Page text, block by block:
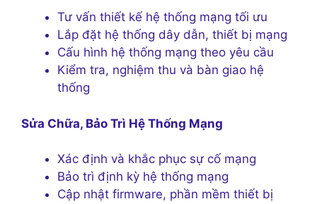
Tư vấn thiết kế hệ thống mạng tối ưu
Lắp đặt hệ thống dây dẫn, thiết bị mạng
Cấu hình hệ thống mạng theo yêu cầu
Kiểm tra, nghiệm thu và bàn giao hệ
thống
Sửa Chữa, Bảo Trì Hệ Thống Mạng
Xác định và khắc phục sự cố mạng
Bảo trì định kỳ hệ thống mạng
Cập nhật firmware, phần mềm thiết bị